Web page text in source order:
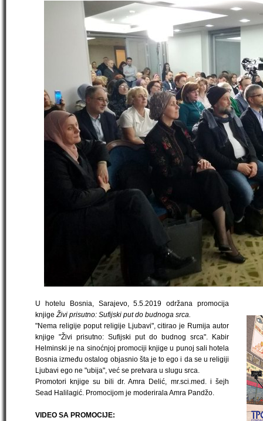
U hotelu Bosnia, Sarajevo, 5.5.2019 održana promocija
knjigeŽivi prisutno: Sufijski put do budnoga srca.
"Nema religije poput religije Ljubavi", citirao je Rumija autor
knjige "Živi prisutno: Sufijski put do budnog srca". Kabir
Helminski je na sinoćnjoj promociji knjige u punoj sali hotela
Bosnia između ostalog objasnio šta je to ego i da se u religiji
Ljubavi ego ne "ubija", već se pretvara u slugu srca.
Promotori knjige su bili dr. Amra Delić, mr.sci.med. i šejh
Sead Halilagić. Promocijom je moderirala Amra Pandžo.
VIDEO SA PROMOCIJE: